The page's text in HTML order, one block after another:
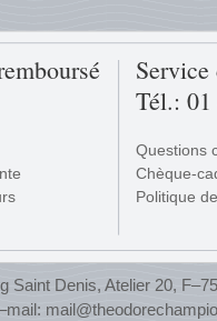
Tél.:
Questions
Chèque-
Politique
Saint Denis, Atelier 20,